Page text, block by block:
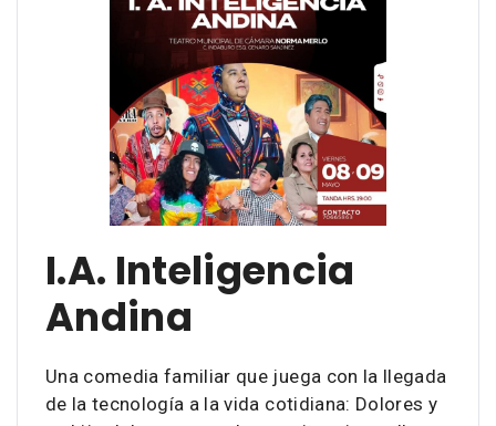
I.A. Inteligencia
Andina
Una comedia familiar que juega con la llegada
de la tecnología a la vida cotidiana: Dolores y